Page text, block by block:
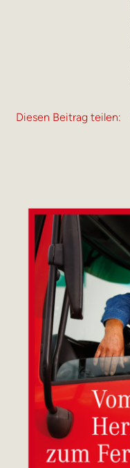
Diesen Beitrag teilen: